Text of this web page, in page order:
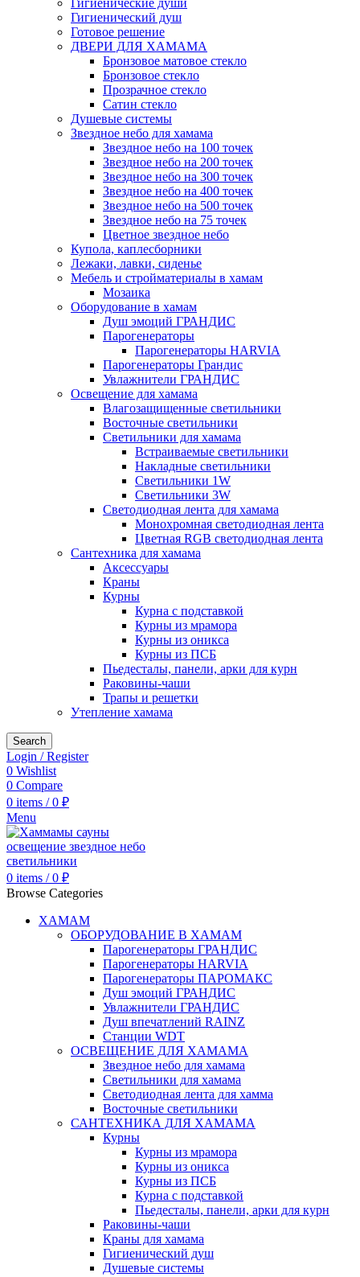
Гигиенические души
Гигиенический душ
Готовое решение
ДВЕРИ ДЛЯ ХАМАМА
Бронзовое матовое стекло
Бронзовое стекло
Прозрачное стекло
Сатин стекло
Душевые системы
Звездное небо для хамама
Звездное небо на 100 точек
Звездное небо на 200 точек
Звездное небо на 300 точек
Звездное небо на 400 точек
Звездное небо на 500 точек
Звездное небо на 75 точек
Цветное звездное небо
Купола, каплесборники
Лежаки, лавки, сиденье
Мебель и стройматериалы в хамам
Мозаика
Оборудование в хамам
Душ эмоций ГРАНДИС
Парогенераторы
Парогенераторы HARVIA
Парогенераторы Грандис
Увлажнители ГРАНДИС
Освещение для хамама
Влагозащищенные светильники
Восточные светильники
Светильники для хамама
Встраиваемые светильники
Накладные светильники
Светильники 1W
Светильники 3W
Светодиодная лента для хамама
Монохромная светодиодная лента
Цветная RGB светодиодная лента
Сантехника для хамама
Аксессуары
Краны
Курны
Курна с подставкой
Курны из мрамора
Курны из оникса
Курны из ПСБ
Пьедесталы, панели, арки для курн
Раковины-чаши
Трапы и решетки
Утепление хамама
Search
Login / Register
0 Wishlist
0 Compare
0 items / 0 ₽
Menu
0 items / 0 ₽
Browse Categories
ХАМАМ
ОБОРУДОВАНИЕ В ХАМАМ
Парогенераторы ГРАНДИС
Парогенераторы HARVIA
Парогенераторы ПАРОМАКС
Душ эмоций ГРАНДИС
Увлажнители ГРАНДИС
Душ впечатлений RAINZ
Станции WDT
ОСВЕЩЕНИЕ ДЛЯ ХАМАМА
Звездное небо для хамама
Светильники для хамама
Светодиодная лента для хамма
Восточные светильники
САНТЕХНИКА ДЛЯ ХАМАМА
Курны
Курны из мрамора
Курны из оникса
Курны из ПСБ
Курна с подставкой
Пьедесталы, панели, арки для курн
Раковины-чаши
Краны для хамама
Гигиенический душ
Душевые системы